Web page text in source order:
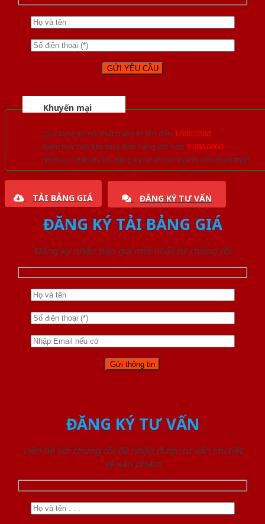
Khuyến mại
Quà tặng đồ nội thất trang trí lên đến 1.000.000đ
Giảm trực tiếp khi mua đơn hàng lớn hơn 3.000.000đ
Nhiều ưu đãi lớn khi đăng ký tài khoản thành viên thân thiết
TẢI BẢNG GIÁ ĐĂNG KÝ TƯ VẤN
ĐĂNG KÝ TẢI BẢNG GIÁ
Đăng ký nhận báo giá mới nhất từ chúng tôi
ĐĂNG KÝ TƯ VẤN
Liên hệ với chúng tôi để nhận được tư vấn chi tiết
về sản phẩm